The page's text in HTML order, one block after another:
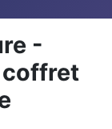
-
coffret